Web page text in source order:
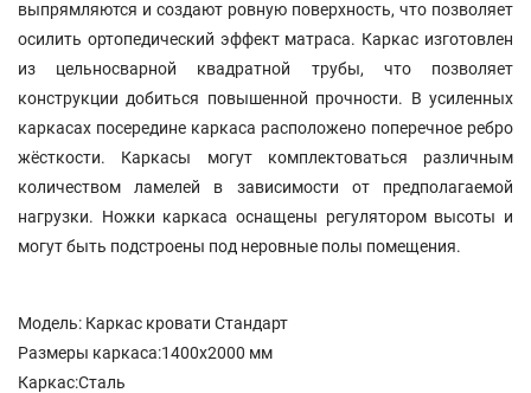
выпрямляются и создают ровную поверхность, что позволяет
осилить ортопедический эффект матраса. Каркас изготовлен
из цельносварной квадратной трубы, что позволяет
конструкции добиться повышенной прочности. В усиленных
каркасах посередине каркаса расположено поперечное ребро
жёсткости. Каркасы могут комплектоваться различным
количеством ламелей в зависимости от предполагаемой
нагрузки. Ножки каркаса оснащены регулятором высоты и
могут быть подстроены под неровные полы помещения.
Модель: Каркас кровати Стандарт
Размеры каркаса:1400x2000 мм
Каркас:Сталь